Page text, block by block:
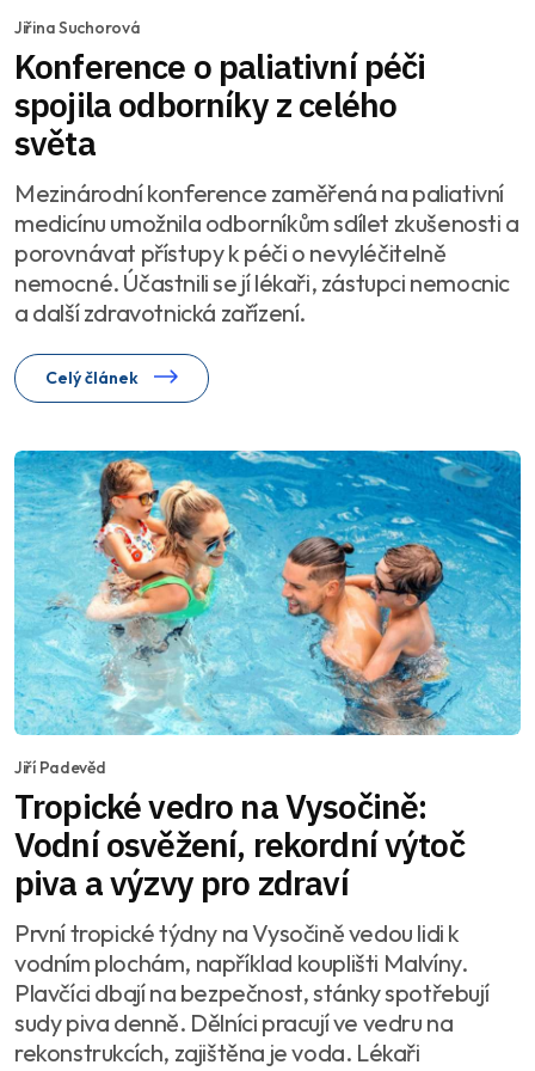
Jiřina Suchorová
Konference o paliativní péči
spojila odborníky z celého
světa
Mezinárodní konference zaměřená na paliativní
medicínu umožnila odborníkům sdílet zkušenosti a
porovnávat přístupy k péči o nevyléčitelně
nemocné. Účastnili se jí lékaři, zástupci nemocnic
a další zdravotnická zařízení.
Celý článek
Jiří Padevěd
Tropické vedro na Vysočině:
Vodní osvěžení, rekordní výtoč
piva a výzvy pro zdraví
První tropické týdny na Vysočině vedou lidi k
vodním plochám, například kouplišti Malvíny.
Plavčíci dbají na bezpečnost, stánky spotřebují
sudy piva denně. Dělníci pracují ve vedru na
rekonstrukcích, zajištěna je voda. Lékaři